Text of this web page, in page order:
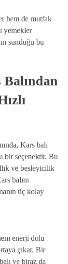
hem de mutfak
yemekler
sunduğu bu
Kars balı
bir seçenektir. Bu
ve besleyicilik
balını
üç kolay
enerji dolu
çıkar. Bir
ve biraz da